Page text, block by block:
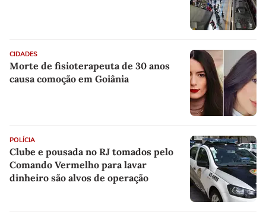
CIDADES
Morte de fisioterapeuta de 30 anos
causa comoção em Goiânia
POLÍCIA
Clube e pousada no RJ tomados pelo
Comando Vermelho para lavar
dinheiro são alvos de operação